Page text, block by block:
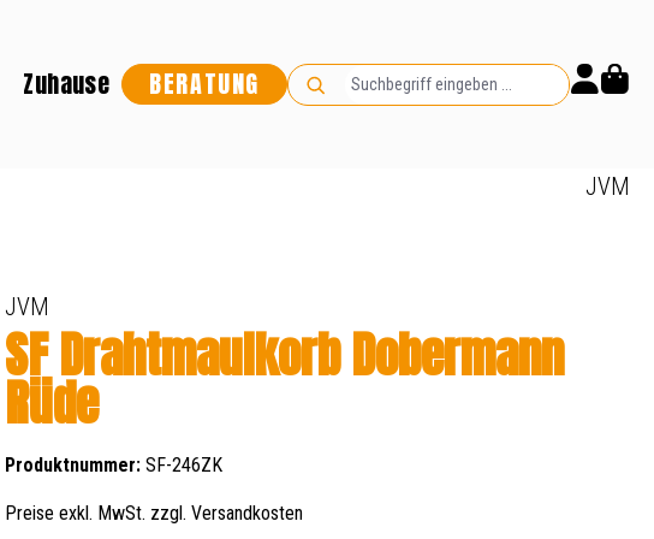
Zuhause BERATUNG
JVM
JVM
SF Drahtmaulkorb Dobermann
Rüde
Produktnummer: SF-246ZK
Preise exkl. MwSt. zzgl. Versandkosten